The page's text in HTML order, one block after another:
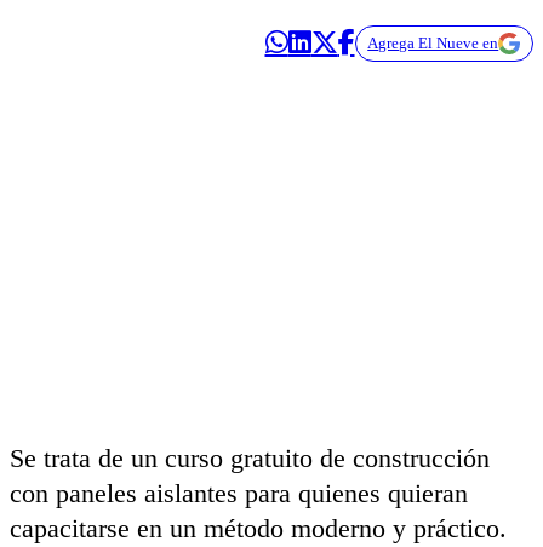
Agrega El Nueve en
Se trata de un curso gratuito de construcción
con paneles aislantes para quienes quieran
capacitarse en un método moderno y práctico.